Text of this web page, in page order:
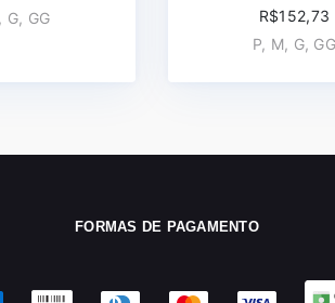
G, GG
R$152,73
P, M, G, GG
FORMAS DE PAGAMENTO